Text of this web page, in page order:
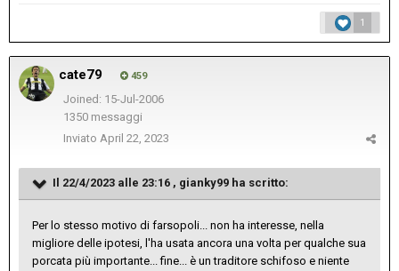
1
cate79 459
Joined: 15-Jul-2006
1350 messaggi
Inviato April 22, 2023
Il 22/4/2023 alle 23:16 , gianky99 ha scritto:
Per lo stesso motivo di farsopoli... non ha interesse, nella
migliore delle ipotesi, l'ha usata ancora una volta per qualche sua
porcata più importante... fine... è un traditore schifoso e niente